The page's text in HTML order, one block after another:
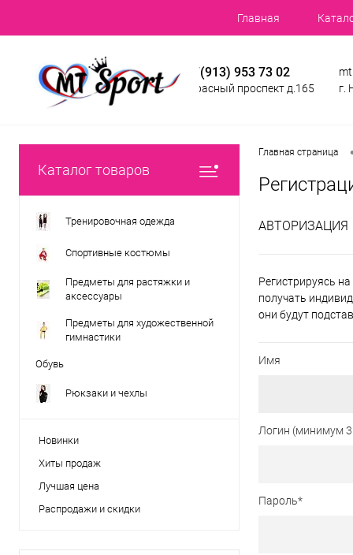
Главная
+7(913) 953 73 02
Красный проспект д.165
г.
Каталог товаров
Тренировочная одежда
Спортивные костюмы
Предметы для растяжки и
аксессуары
Предметы для художественной
гимнастики
Обувь
Рюкзаки и чехлы
Новинки
Хиты продаж
Лучшая цена
Распродажи и скидки
Главная страница
АВТОРИЗАЦИЯ
Регистрируясь
получать
они будут
Имя
Логин (минимум
Пароль*